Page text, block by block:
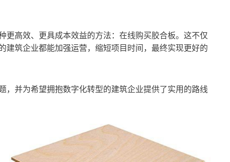
高效、更具成本效益的方法：在线购买胶合板。这不仅
筑企业都能加强运营，缩短项目时间，最终实现更好的
并为希望拥抱数字化转型的建筑企业提供了实用的路线